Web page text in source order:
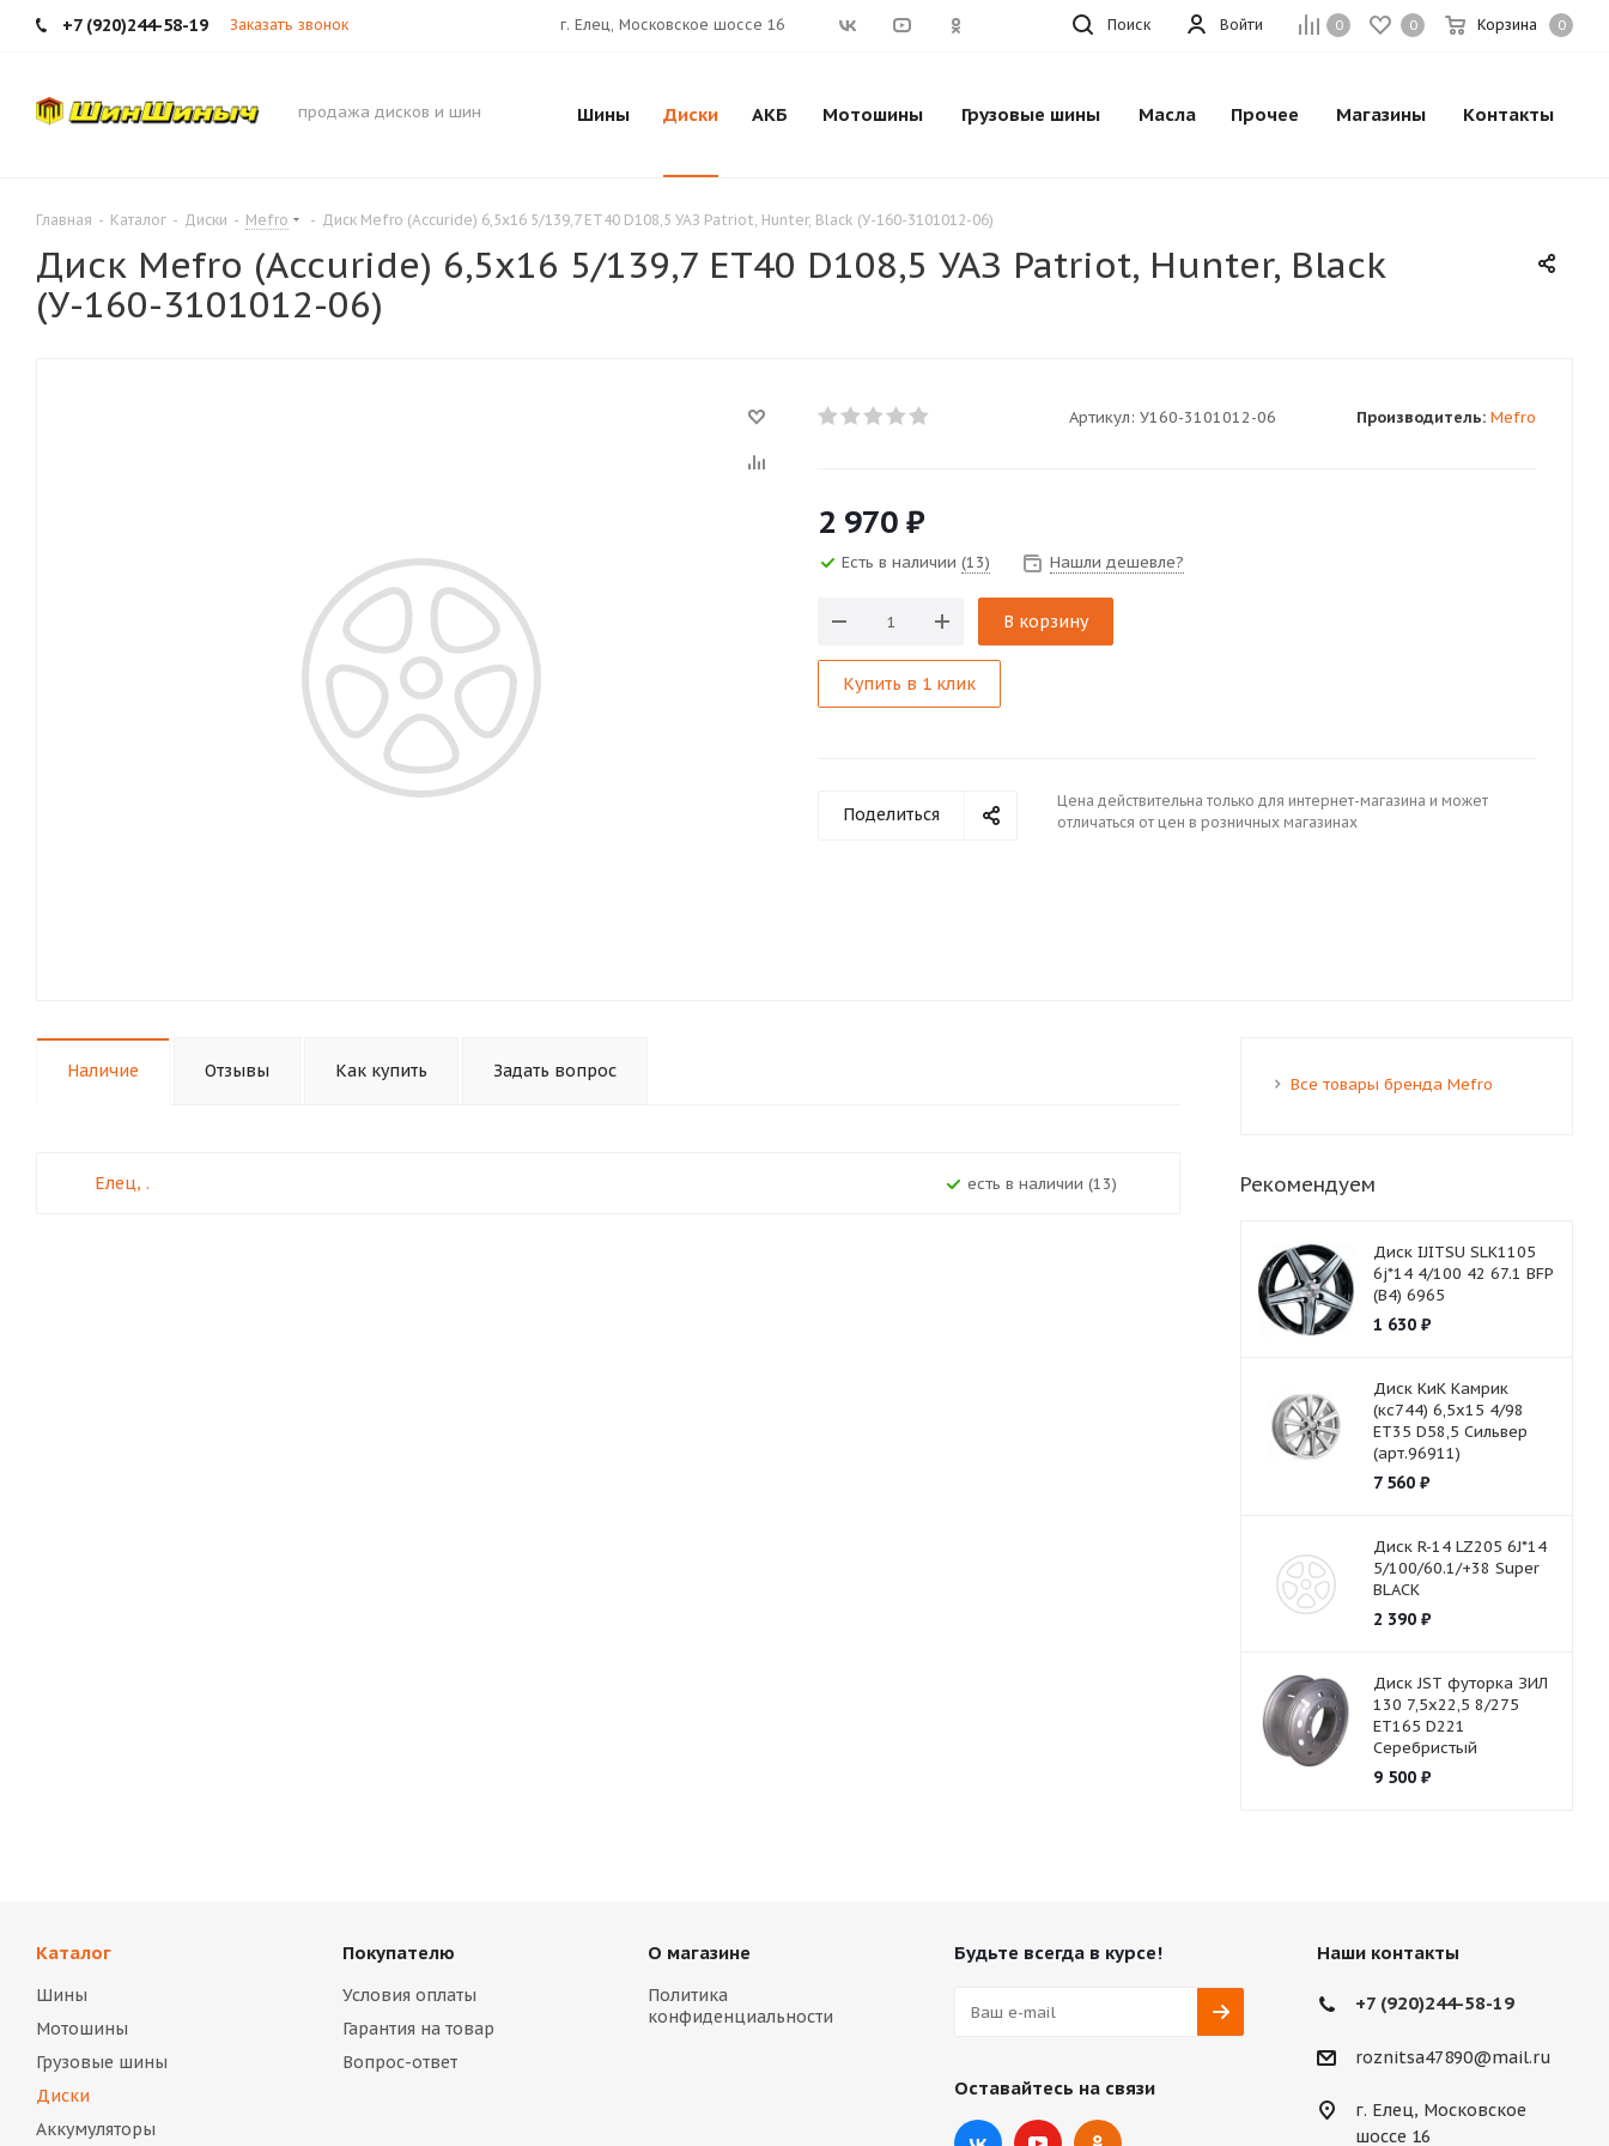
+7 (920)244-58-19 Заказать звонок 0 0 Корзина 0
Войти
г. Елец, Московское шоссе 16 Поиск
продажа дисков и шин Шины Диски АКБ Мотошины Грузовые шины Масла Прочее Магазины Контакты
Главная - Каталог - Диски - Mefro - Диск Mefro (Accuride) 6,5х16 5/139,7 ET40 D108,5 УАЗ Patriot, Hunter, Black (У-160-3101012-06)
Диск Mefro (Accuride) 6,5х16 5/139,7 ET40 D108,5 УАЗ Patriot, Hunter, Black
(У-160-3101012-06)
Артикул: У160-3101012-06 Производитель: Mefro
2 970 ₽
Есть в наличии (13) Нашли дешевле?
В корзину
Купить в 1 клик
Поделиться
Цена действительна только для интернет-магазина и может
отличаться от цен в розничных магазинах
Наличие Отзывы Как купить Задать вопрос
Есть в наличии (13)
Елец, .
Все товары бренда Mefro
Рекомендуем
Диск IJITSU SLK1105
6j*14 4/100 42 67.1 BFP
(B4) 6965
1 630₽
Диск КиК Камрик
(кс744) 6,5х15 4/98
ET35 D58,5 Сильвер
(арт.96911)
7 560₽
Диск R-14 LZ205 6J*14
5/100/60.1/+38 Super
BLACK
2 390₽
Диск JST футорка ЗИЛ
130 7,5х22,5 8/275
ET165 D221
Серебристый
9 500₽
Каталог
Шины
Мотошины
Грузовые шины
Диски
Аккумуляторы
Покупателю
Условия оплаты
Гарантия на товар
Вопрос-ответ
О магазине
Политика
конфиденциальности
Будьте всегда в курсе!
Оставайтесь на связи
Наши контакты
+7 (920)244-58-19
roznitsa47890@mail.ru
г. Елец, Московское
шоссе 16